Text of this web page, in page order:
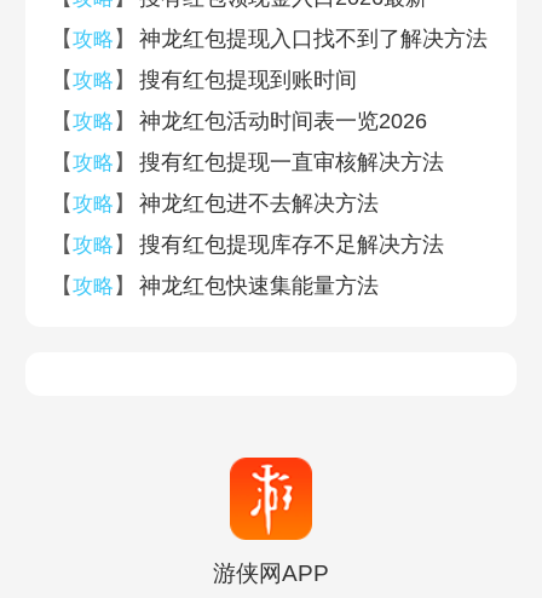
【攻略 】
神龙红包提现入口找不到了解决方法
【攻略 】
搜有红包提现到账时间
【攻略 】
神龙红包活动时间表一览2026
【攻略 】
搜有红包提现一直审核解决方法
【攻略 】
神龙红包进不去解决方法
【攻略 】
搜有红包提现库存不足解决方法
【攻略 】 神龙红包快速集能量方法
游侠网APP